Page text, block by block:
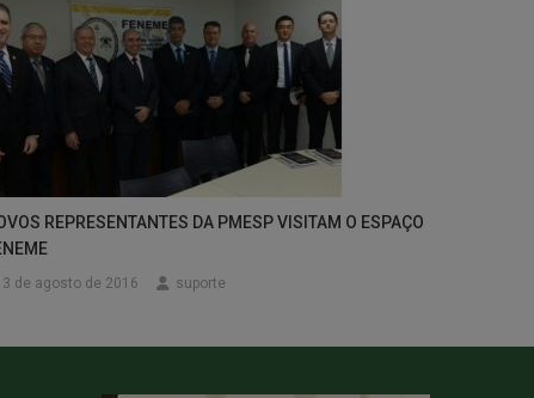
REPRESENTANTES DA PMESP VISITAM O ESPAÇO
3 de agosto de 2016 suporte